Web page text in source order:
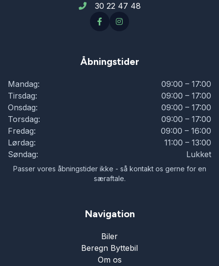
30 22 47 48
Åbningstider
Mandag:
09:00 – 17:00
Tirsdag:
09:00 – 17:00
Onsdag:
09:00 – 17:00
Torsdag:
09:00 – 17:00
Fredag:
09:00 – 16:00
Lørdag:
11:00 – 13:00
Søndag:
Lukket
Passer vores åbningstider ikke - så kontakt os gerne for en
særaftale.
Navigation
Biler
Beregn Byttebil
Om os